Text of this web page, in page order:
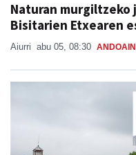
Naturan murgiltzeko
Bisitarien Etxearen
Aiurri abu 05, 08:30 ANDOAIN